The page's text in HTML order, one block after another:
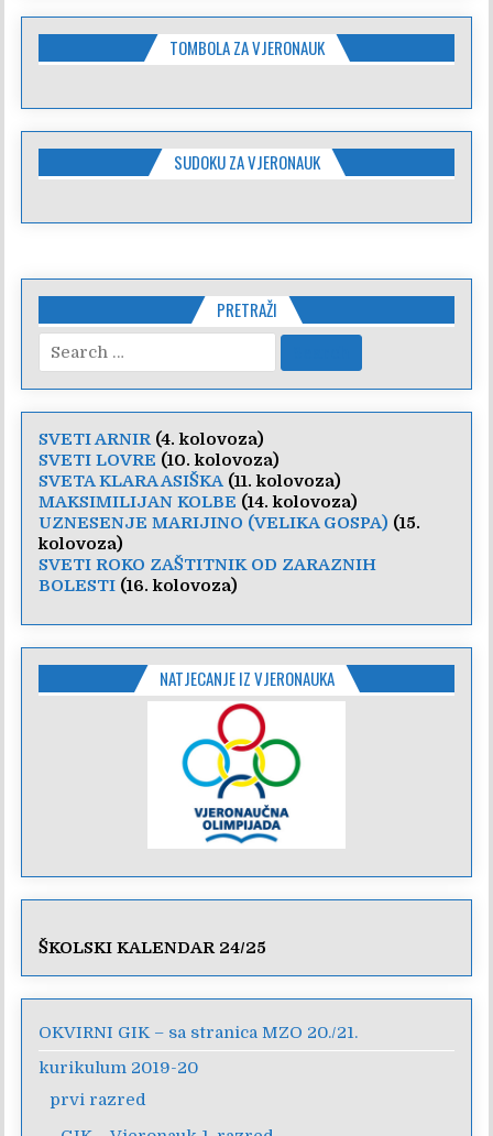
TOMBOLA ZA VJERONAUK
SUDOKU ZA VJERONAUK
PRETRAŽI
Search
for:
SVETI ARNIR(4. kolovoza)
SVETI LOVRE (10. kolovoza)
SVETA KLARA ASIŠKA (11. kolovoza)
MAKSIMILIJAN KOLBE (14. kolovoza)
UZNESENJE MARIJINO (VELIKA GOSPA) (15.
kolovoza)
SVETI ROKO ZAŠTITNIK OD ZARAZNIH
BOLESTI (16. kolovoza)
NATJECANJE IZ VJERONAUKA
ŠKOLSKI KALENDAR 24/25
OKVIRNI GIK – sa stranica MZO 20./21.
kurikulum 2019-20
prvi razred